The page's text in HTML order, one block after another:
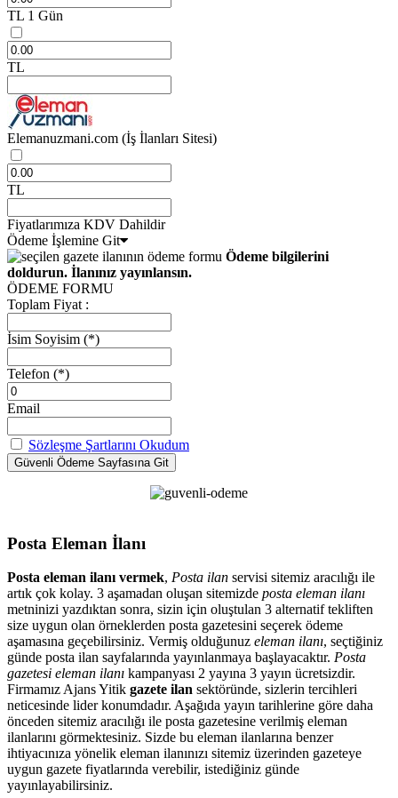
TL 1 Gün
TL
Elemanuzmani.com (İş İlanları Sitesi)
TL
Fiyatlarımıza KDV Dahildir
Ödeme İşlemine Git
Ödeme bilgilerini
doldurun. İlanınız yayınlansın.
ÖDEME FORMU
Toplam Fiyat :
İsim Soyisim (*)
Telefon (*)
Email
Sözleşme Şartlarını Okudum
Posta Eleman İlanı
Posta eleman ilanı vermek, Posta ilan servisi sitemiz aracılığı ile
artık çok kolay. 3 aşamadan oluşan sitemizde posta eleman ilanı
metninizi yazdıktan sonra, sizin için oluştulan 3 alternatif tekliften
size uygun olan örneklerden posta gazetesini seçerek ödeme
aşamasına geçebilirsiniz. Vermiş olduğunuz eleman ilanı, seçtiğiniz
günde posta ilan sayfalarında yayınlanmaya başlayacaktır. Posta
gazetesi eleman ilanı kampanyası 2 yayına 3 yayın ücretsizdir.
Firmamız Ajans Yitik gazete ilan sektöründe, sizlerin tercihleri
neticesinde lider konumdadır. Aşağıda yayın tarihlerine göre daha
önceden sitemiz aracılığı ile posta gazetesine verilmiş eleman
ilanlarını görmektesiniz. Sizde bu eleman ilanlarına benzer
ihtiyacınıza yönelik eleman ilanınızı sitemiz üzerinden gazeteye
uygun gazete fiyatlarında verebilir, istediğiniz günde
yayınlayabilirsiniz.